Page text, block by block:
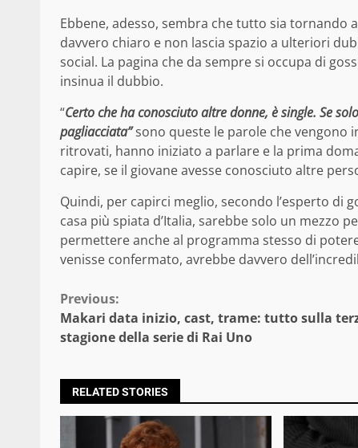
Ebbene, adesso, sembra che tutto sia tornando
davvero chiaro e non lascia spazio a ulteriori
social. La pagina che da sempre si occupa di
insinua il dubbio.
“Certo che ha conosciuto altre donne, è single. Se
pagliacciata”sono queste le parole che vengono
ritrovati, hanno iniziato a parlare e la prima
capire, se il giovane avesse conosciuto altre
Quindi, per capirci meglio, secondo l’esperto di
casa più spiata d’Italia, sarebbe solo un mezzo
permettere anche al programma stesso di
venisse confermato, avrebbe davvero
Continue
Reading
Previous:
Makari data inizio, cast, trame: tutto sulla
stagione della serie di Rai Uno
RELATED STORIES